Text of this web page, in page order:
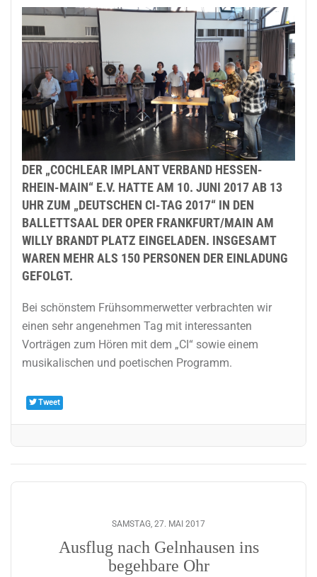
DER „COCHLEAR IMPLANT VERBAND HESSEN-
RHEIN-MAIN“ E.V. HATTE AM 10. JUNI 2017 AB 13
UHR ZUM „DEUTSCHEN CI-TAG 2017“ IN DEN
BALLETTSAAL DER OPER FRANKFURT/MAIN AM
WILLY BRANDT PLATZ EINGELADEN. INSGESAMT
WAREN MEHR ALS 150 PERSONEN DER EINLADUNG
GEFOLGT.
Bei schönstem Frühsommerwetter verbrachten wir
einen sehr angenehmen Tag mit interessanten
Vorträgen zum Hören mit dem „CI“ sowie einem
musikalischen und poetischen Programm.
Tweet
SAMSTAG, 27. MAI 2017
Ausflug nach Gelnhausen ins
begehbare Ohr